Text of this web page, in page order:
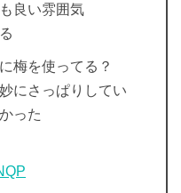
良い雰囲気
梅を使ってる？
にさっぱりしてい
った